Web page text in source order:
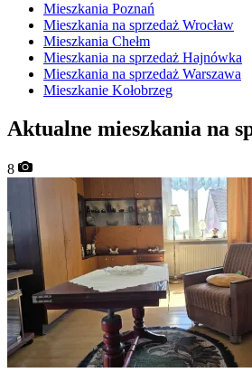
Mieszkania Poznań
Mieszkania na sprzedaż Wrocław
Mieszkania Chełm
Mieszkania na sprzedaż Hajnówka
Mieszkania na sprzedaż Warszawa
Mieszkanie Kołobrzeg
Aktualne mieszkania na
8